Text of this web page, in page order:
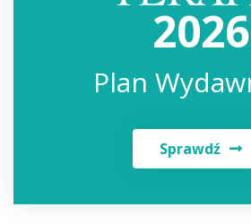
2026
Plan
Sprawdź